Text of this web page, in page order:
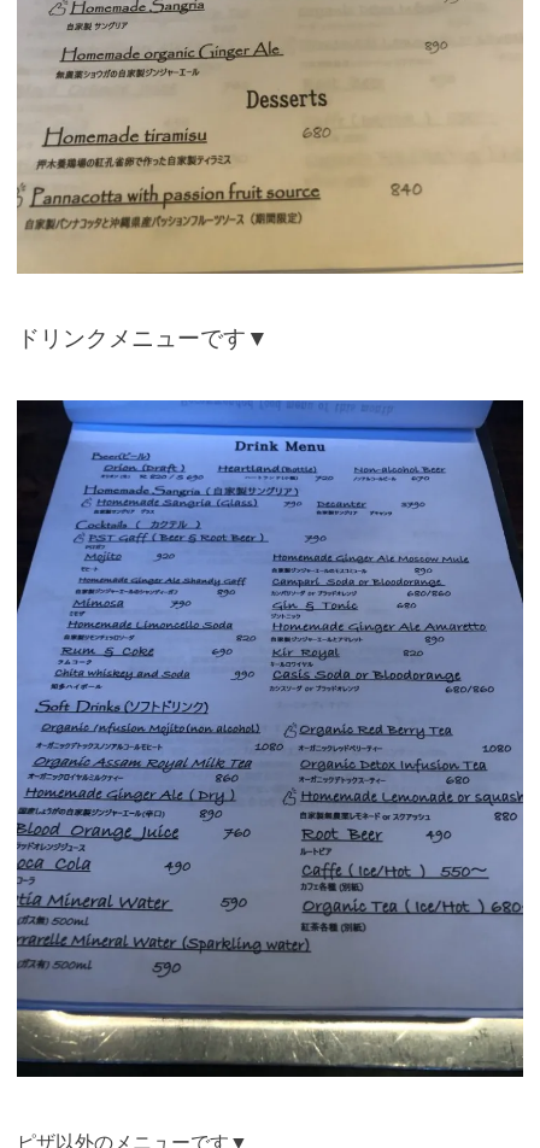
ドリンクメニューです▼
ピザ以外のメニューです▼